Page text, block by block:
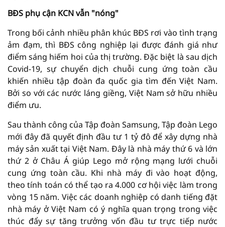
BĐS phụ cận KCN vẫn "nóng"
Trong bối cảnh nhiều phân khúc BĐS rơi vào tình trạng
ảm đạm, thì BĐS công nghiệp lại được đánh giá như
điểm sáng hiếm hoi của thị trường. Đặc biệt là sau dịch
Covid-19, sự chuyển dịch chuỗi cung ứng toàn cầu
khiến nhiều tập đoàn đa quốc gia tìm đến Việt Nam.
Bởi so với các nước láng giềng, Việt Nam sở hữu nhiều
điểm ưu.
Sau thành công của Tập đoàn Samsung, Tập đoàn Lego
mới đây đã quyết định đầu tư 1 tỷ đô để xây dựng nhà
máy sản xuất tại Việt Nam. Đây là nhà máy thứ 6 và lớn
thứ 2 ở Châu Á giúp Lego mở rộng mạng lưới chuỗi
cung ứng toàn cầu. Khi nhà máy đi vào hoạt động,
theo tính toán có thể tạo ra 4.000 cơ hội việc làm trong
vòng 15 năm. Việc các doanh nghiệp có danh tiếng đặt
nhà máy ở Việt Nam có ý nghĩa quan trọng trong việc
thúc đẩy sự tăng trưởng vốn đầu tư trực tiếp nước